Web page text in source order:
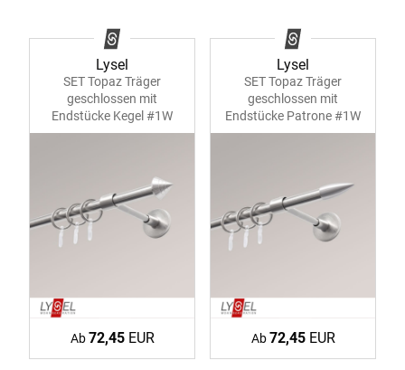
Lysel
SET Topaz Träger
geschlossen mit
Endstücke Kegel #1W
Ab72,45EUR
Lysel
SET Topaz Träger
geschlossen mit
Endstücke Patrone #1W
Ab72,45EUR